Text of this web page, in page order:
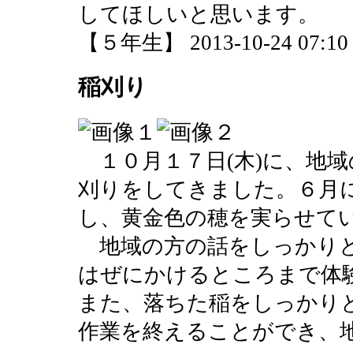
してほしいと思います。
【５年生】 2013-10-24
稲刈り
１０月１７日(木)に、地
刈りをしてきました。６月
し、黄金色の穂を実らせて
地域の方の話をしっかり
はぜにかけるところまで体
また、落ちた稲をしっかり
作業を終えることができ、